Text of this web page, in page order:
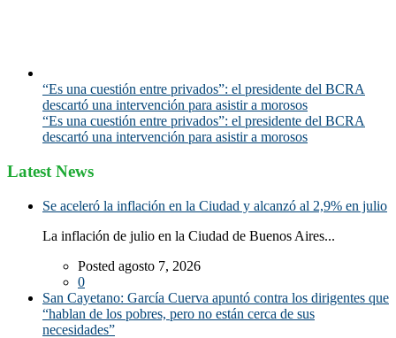
“Es una cuestión entre privados”: el presidente del BCRA
descartó una intervención para asistir a morosos
“Es una cuestión entre privados”: el presidente del BCRA
descartó una intervención para asistir a morosos
Latest News
Se aceleró la inflación en la Ciudad y alcanzó al 2,9% en julio
La inflación de julio en la Ciudad de Buenos Aires...
Posted agosto 7, 2026
0
San Cayetano: García Cuerva apuntó contra los dirigentes que
“hablan de los pobres, pero no están cerca de sus
necesidades”